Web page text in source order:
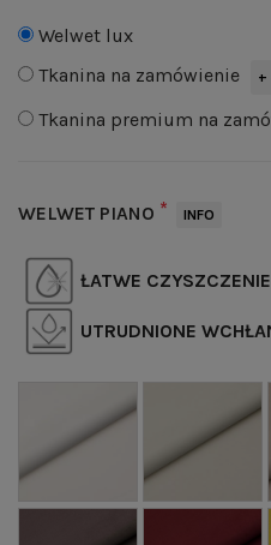
Welwet lux
Tkanina na zamówienie
+
Tkanina premium na
WELWET PIANO * INFO
ŁATWE
UTRUDNIONE